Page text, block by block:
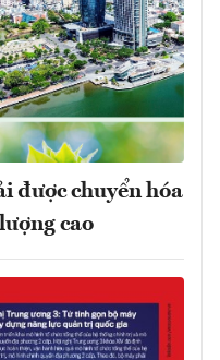
được chuyển hóa
cao